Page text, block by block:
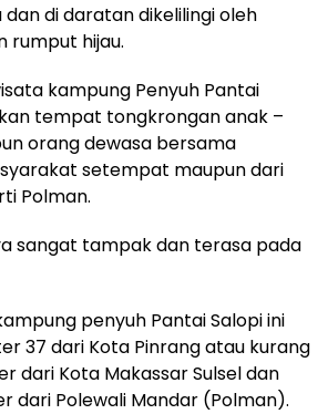
di daratan dikelilingi oleh
rumput hijau.
kampung Penyuh Pantai
tempat tongkrongan anak –
orang dewasa bersama
setempat maupun dari
Polman.
sangat tampak dan terasa pada
penyuh Pantai Salopi ini
37 dari Kota Pinrang atau kurang
dari Kota Makassar Sulsel dan
dari Polewali Mandar (Polman).